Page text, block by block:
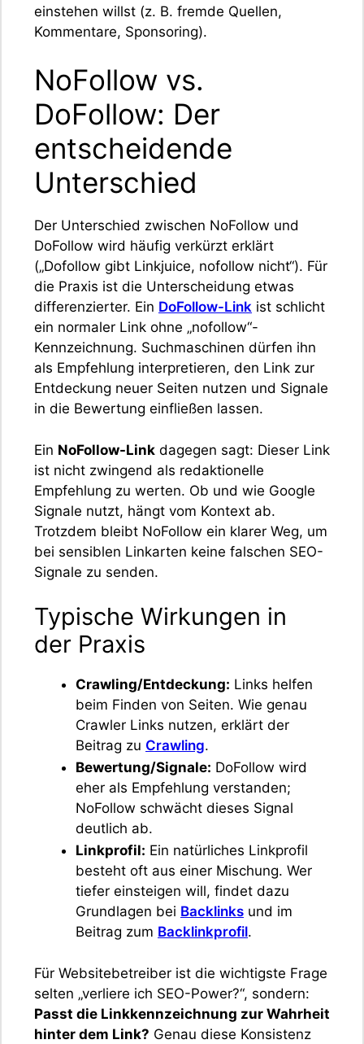
einstehen willst (z. B. fremde Quellen,
Kommentare, Sponsoring).
NoFollow vs.
DoFollow: Der
entscheidende
Unterschied
Der Unterschied zwischen NoFollow und
DoFollow wird häufig verkürzt erklärt
(„Dofollow gibt Linkjuice, nofollow nicht“). Für
die Praxis ist die Unterscheidung etwas
differenzierter. Ein DoFollow-Link ist schlicht
ein normaler Link ohne „nofollow“-
Kennzeichnung. Suchmaschinen dürfen ihn
als Empfehlung interpretieren, den Link zur
Entdeckung neuer Seiten nutzen und Signale
in die Bewertung einfließen lassen.
Ein NoFollow-Link dagegen sagt: Dieser Link
ist nicht zwingend als redaktionelle
Empfehlung zu werten. Ob und wie Google
Signale nutzt, hängt vom Kontext ab.
Trotzdem bleibt NoFollow ein klarer Weg, um
bei sensiblen Linkarten keine falschen SEO-
Signale zu senden.
Typische Wirkungen in
der Praxis
Crawling/Entdeckung: Links helfen
beim Finden von Seiten. Wie genau
Crawler Links nutzen, erklärt der
Beitrag zu Crawling.
Bewertung/Signale: DoFollow wird
eher als Empfehlung verstanden;
NoFollow schwächt dieses Signal
deutlich ab.
Linkprofil: Ein natürliches Linkprofil
besteht oft aus einer Mischung. Wer
tiefer einsteigen will, findet dazu
Grundlagen bei Backlinks und im
Beitrag zum Backlinkprofil.
Für Websitebetreiber ist die wichtigste Frage
selten „verliere ich SEO-Power?“, sondern:
Passt die Linkkennzeichnung zur Wahrheit
hinter dem Link? Genau diese Konsistenz